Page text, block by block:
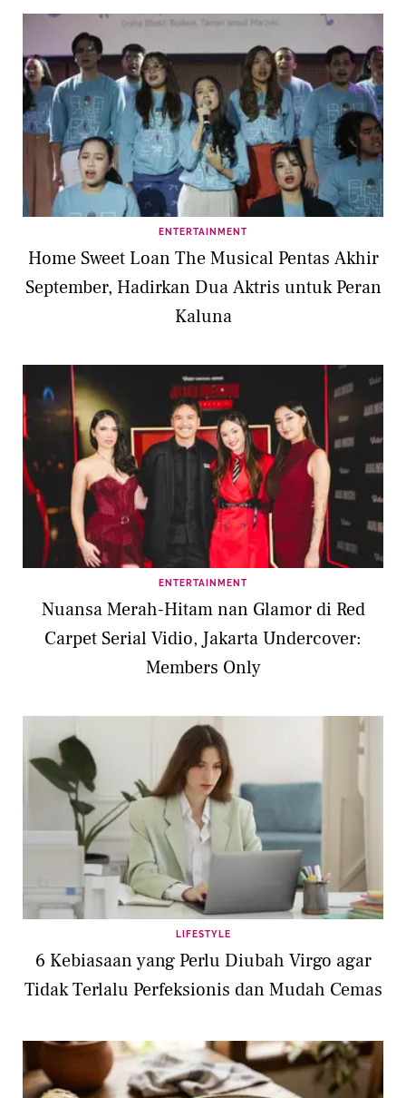
ENTERTAINMENT
Home Sweet Loan The Musical Pentas Akhir
September, Hadirkan Dua Aktris untuk Peran
Kaluna
ENTERTAINMENT
Nuansa Merah-Hitam nan Glamor di Red
Carpet Serial Vidio, Jakarta Undercover:
Members Only
LIFESTYLE
6 Kebiasaan yang Perlu Diubah Virgo agar
Tidak Terlalu Perfeksionis dan Mudah Cemas